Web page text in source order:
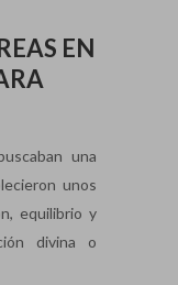
EN
una
unos
equilibrio y
divina o